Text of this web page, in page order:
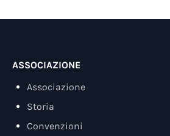
ASSOCIAZIONE
Associazione
Storia
Convenzioni